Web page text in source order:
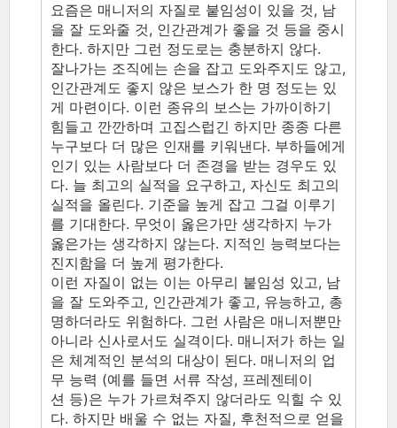
요즘은 매니저의 자질로 붙임성이 있을 것, 남
을 잘 도와줄 것, 인간관계가 좋을 것 등을 중시
한다. 하지만 그런 정도로는 충분하지 않다.
잘나가는 조직에는 손을 잡고 도와주지도 않고,
인간관계도 좋지 않은 보스가 한 명 정도는 있
게 마련이다. 이런 종유의 보스는 가까이하기
힘들고 깐깐하며 고집스럽긴 하지만 종종 다른
누구보다 더 많은 인재를 키워낸다. 부하들에게
인기 있는 사람보다 더 존경을 받는 경우도 있
다. 늘 최고의 실적을 요구하고, 자신도 최고의
실적을 올린다. 기준을 높게 잡고 그걸 이루기
를 기대한다. 무엇이 옳은가만 생각하지 누가
옳은가는 생각하지 않는다. 지적인 능력보다는
진지함을 더 높게 평가한다.
이런 자질이 없는 이는 아무리 붙임성 있고, 남
을 잘 도와주고, 인간관계가 좋고, 유능하고, 총
명하더라도 위험하다. 그런 사람은 매니저뿐만
아니라 신사로서도 실격이다. 매니저가 하는 일
은 체계적인 분석의 대상이 된다. 매니저의 업
무 능력 (예를 들면 서류 작성, 프레젠테이
션 등)은 누가 가르쳐주지 않더라도 익힐 수 있
다. 하지만 배울 수 없는 자질, 후천적으로 얻을